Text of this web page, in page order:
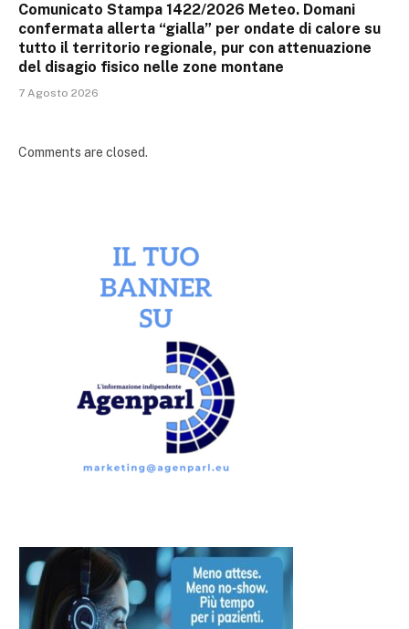
Comunicato Stampa 1422/2026 Meteo. Domani
confermata allerta “gialla” per ondate di calore su
tutto il territorio regionale, pur con attenuazione
del disagio fisico nelle zone montane
7 Agosto 2026
Comments are closed.